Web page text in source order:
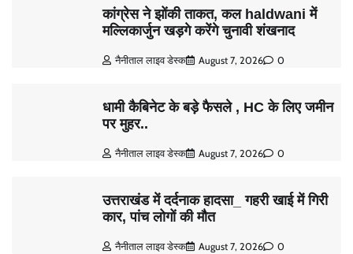
कांग्रेस ने झोंकी ताकत, कल haldwani में
मल्लिकार्जुन खड़गे करेंगे चुनावी शंखनाद
नैनीताल लाइव डेस्क August 7, 2026 0
धामी कैबिनेट के बड़े फैसले , HC के लिए जमीन
पर मुहर..
नैनीताल लाइव डेस्क August 7, 2026 0
उत्तराखंड में दर्दनाक हादसा_ गहरी खाई में गिरी
कार, पांच लोगों की मौत
नैनीताल लाइव डेस्क August 7, 2026 0